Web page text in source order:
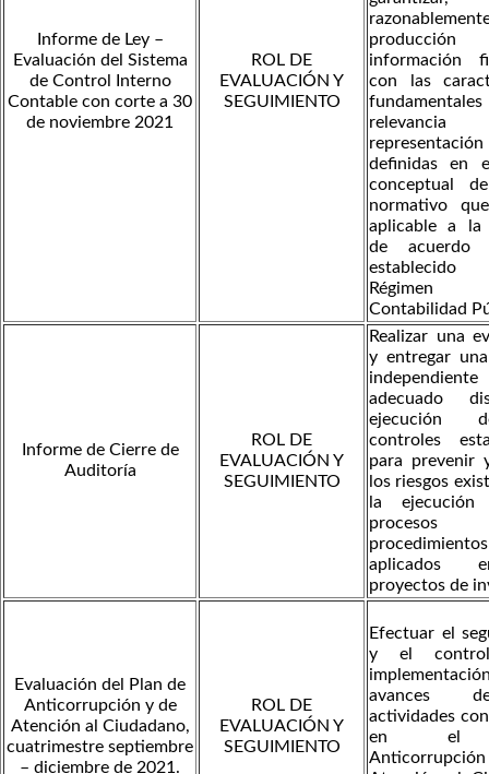
Informe de Ley –
Evaluación del Sistema
de Control Interno
Contable con corte a 30
de noviembre 2021
ROL DE
EVALUACIÓN Y
SEGUIMIENTO
información
con las
definidas en
conceptual
normativo
aplicable a la
de
Contabilidad
Informe de Cierre de
Auditoría
ROL DE
EVALUACIÓN Y
SEGUIMIENTO
Realizar una
y entregar
independiente
adecuado
ejecución
controles
para prevenir
los riesgos
la
procedimientos
aplicados
proyectos de
Evaluación del Plan de
Anticorrupción y de
Atención al Ciudadano,
cuatrimestre septiembre
– diciembre de 2021.
ROL DE
EVALUACIÓN Y
SEGUIMIENTO
Efectuar el
y el
avances
actividades
en el